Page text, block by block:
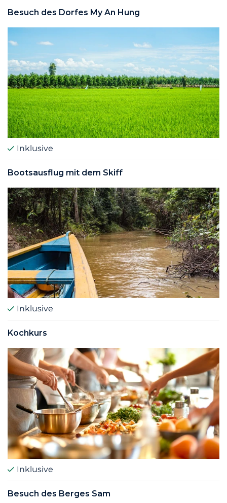
Besuch des Dorfes My An Hung
Inklusive
Bootsausflug mit dem Skiff
Inklusive
Kochkurs
Inklusive
Besuch des Berges Sam